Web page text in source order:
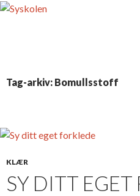
Tag-arkiv: Bomullsstoff
KLÆR
SY DITT EGET